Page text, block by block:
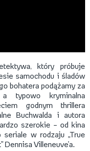
który próbuje
samochodu i śladów
bohatera podążamy za
typowo kryminalna
godnym thrillera
Buchwalda i autora
szerokie – od kina
seriale w rodzaju „True
Dennisa Villeneuve’a.